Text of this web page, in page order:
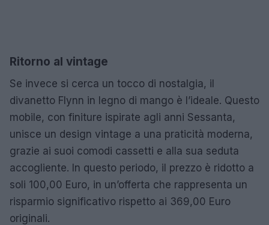
Ritorno al vintage
Se invece si cerca un tocco di nostalgia, il
divanetto Flynn in legno di mango è l’ideale. Questo
mobile, con finiture ispirate agli anni Sessanta,
unisce un design vintage a una praticità moderna,
grazie ai suoi comodi cassetti e alla sua seduta
accogliente. In questo periodo, il prezzo è ridotto a
soli 100,00 Euro, in un’offerta che rappresenta un
risparmio significativo rispetto ai 369,00 Euro
originali.